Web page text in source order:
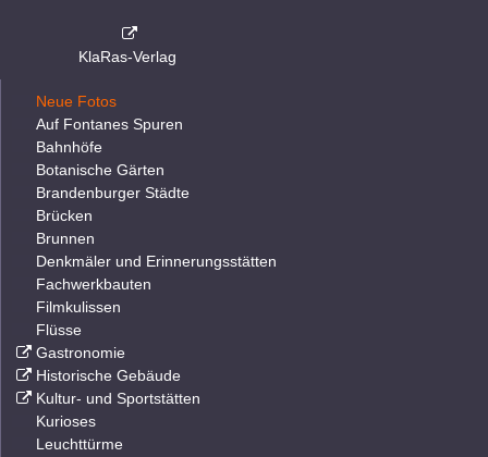
KlaRas-Verlag
Neue Fotos
Auf Fontanes Spuren
Bahnhöfe
Botanische Gärten
Brandenburger Städte
Brücken
Brunnen
Denkmäler und Erinnerungsstätten
Fachwerkbauten
Filmkulissen
Flüsse
Gastronomie
Historische Gebäude
Kultur- und Sportstätten
Kurioses
Leuchttürme